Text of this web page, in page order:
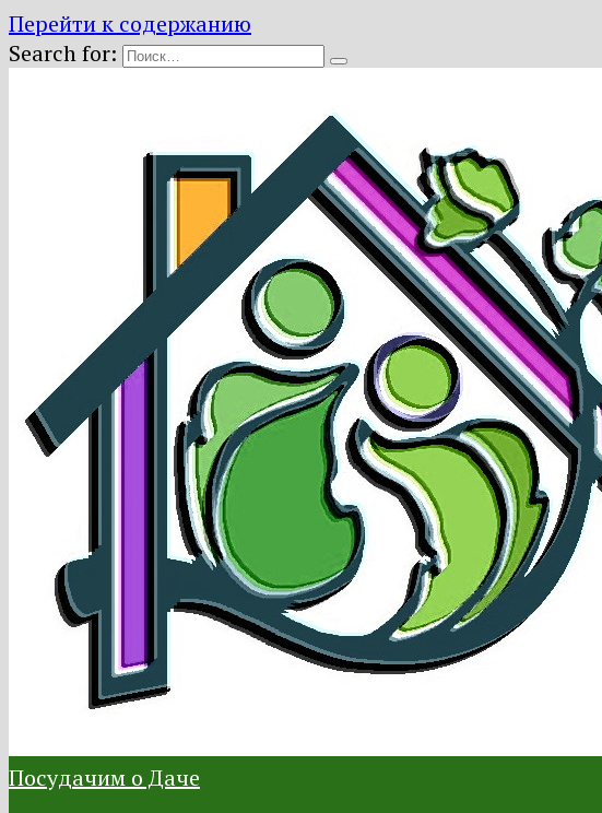
Перейти к содержанию
Search for:
Посудачим о Даче